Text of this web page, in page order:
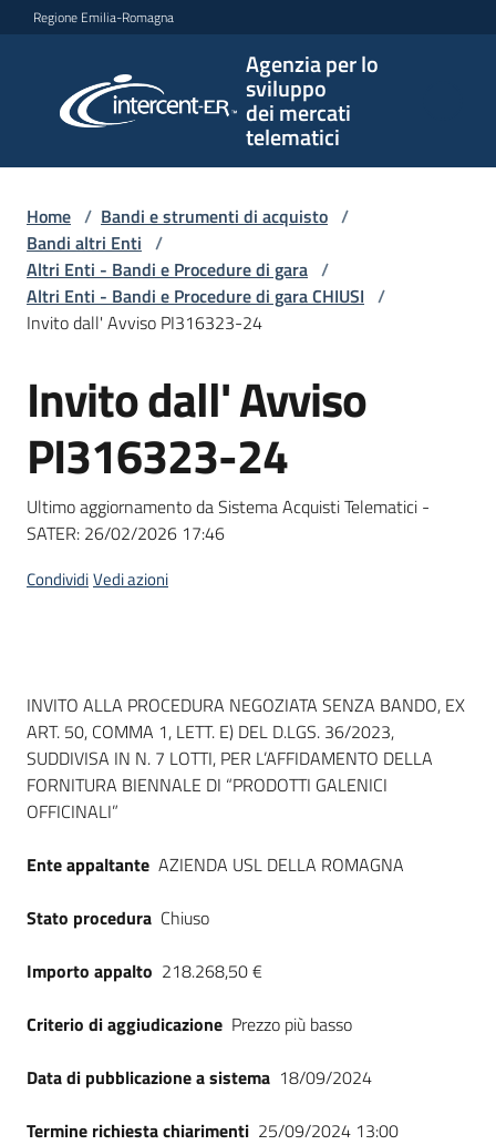
Vai al contenuto
Vai alla navigazione
Vai al footer
Regione Emilia-Romagna
Agenzia per lo
sviluppo
dei mercati
telematici
per lo
sviluppo
telematici
L'Agenzia
Bandi
strumenti
acquisto
telematiche
English
site
su
Home / Bandi e strumenti di acquisto /
Bandi altri Enti /
Altri Enti - Bandi e Procedure di gara /
Altri Enti - Bandi e Procedure di gara CHIUSI /
Invito dall' Avviso PI316323-24
Salta al contenuto
Invito dall' Avviso
PI316323-24
Ultimo aggiornamento da Sistema Acquisti Telematici -
SATER: 26/02/2026 17:46
CondividiVedi azioni
Dati del bando
INVITO ALLA PROCEDURA NEGOZIATA SENZA BANDO, EX
ART. 50, COMMA 1, LETT. E) DEL D.LGS. 36/2023,
SUDDIVISA IN N. 7 LOTTI, PER L’AFFIDAMENTO DELLA
FORNITURA BIENNALE DI “PRODOTTI GALENICI
OFFICINALI”
Ente appaltante AZIENDA USL DELLA ROMAGNA
Stato procedura Chiuso
Importo appalto 218.268,50 €
Criterio di aggiudicazione Prezzo più basso
Data di pubblicazione a sistema 18/09/2024
Termine richiesta chiarimenti 25/09/2024 13:00